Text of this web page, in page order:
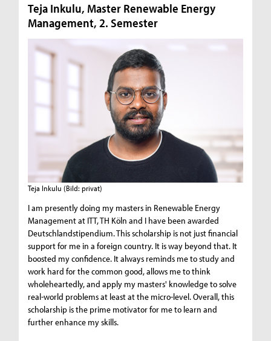
Teja Inkulu, Master Renewable Energy
Management, 2. Semester
Teja Inkulu (Bild: privat)
I am presently doing my masters in Renewable Energy
Management at ITT, TH Köln and I have been awarded
Deutschlandstipendium. This scholarship is not just financial
support for me in a foreign country. It is way beyond that. It
boosted my confidence. It always reminds me to study and
work hard for the common good, allows me to think
wholeheartedly, and apply my masters' knowledge to solve
real-world problems at least at the micro-level. Overall, this
scholarship is the prime motivator for me to learn and
further enhance my skills.